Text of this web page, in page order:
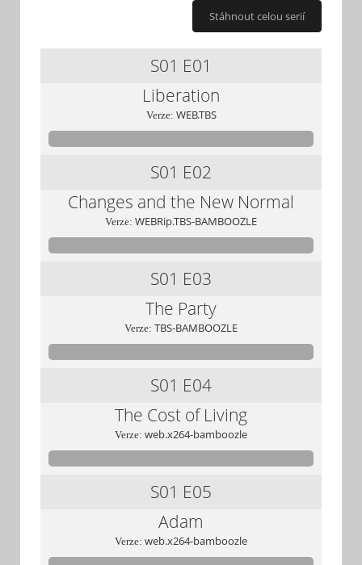
Stáhnout celou serií
S01 E01
Liberation
Verze: WEB.TBS
S01 E02
Changes and the New Normal
Verze: WEBRip.TBS-BAMBOOZLE
S01 E03
The Party
Verze: TBS-BAMBOOZLE
S01 E04
The Cost of Living
Verze: web.x264-bamboozle
S01 E05
Adam
Verze: web.x264-bamboozle